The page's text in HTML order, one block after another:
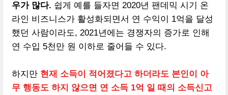
우가 많다. 쉽게 예를 들자면 2020년 팬데믹 시기 온
라인 비즈니스가 활성화되면서 연 수익이 1억을 달성
했던 사람이라도, 2021년에는 경쟁자의 증가로 인해
연 수입 5천만 원 이하로 줄어들 수 있다.
하지만 현재 소득이 적어졌다고 하더라도 본인이 아
무 행동도 하지 않으면 연 소득 1억 일 때의 소득신고